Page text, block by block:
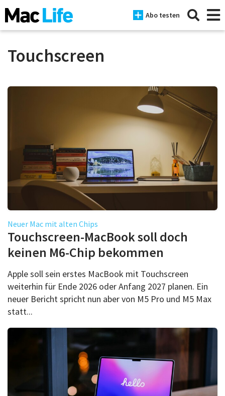
Abo testen
iPad
Tests
Tipps
Über uns
Podcast
Mac Life+
Touchscreen
Neuer Mac mit alten Chips
Touchscreen-MacBook soll doch
keinen M6-Chip bekommen
Apple soll sein erstes MacBook mit Touchscreen
weiterhin für Ende 2026 oder Anfang 2027 planen. Ein
neuer Bericht spricht nun aber von M5 Pro und M5 Max
statt...